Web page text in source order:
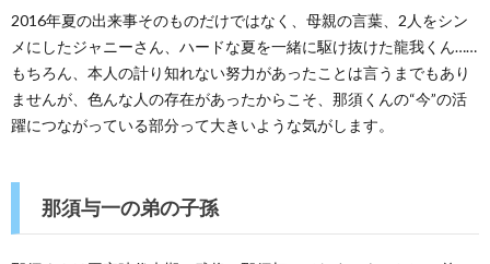
2016年夏の出来事そのものだけではなく、母親の言葉、2人をシン
メにしたジャニーさん、ハードな夏を一緒に駆け抜けた龍我くん……
もちろん、本人の計り知れない努力があったことは言うまでもあり
ませんが、色んな人の存在があったからこそ、那須くんの“今”の活
躍につながっている部分って大きいような気がします。
那須与一の弟の子孫